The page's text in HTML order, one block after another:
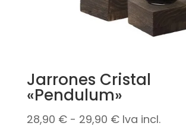
Jarrones Cristal
«Pendulum»
28,90 € - 29,90 €Rango
Iva incl.